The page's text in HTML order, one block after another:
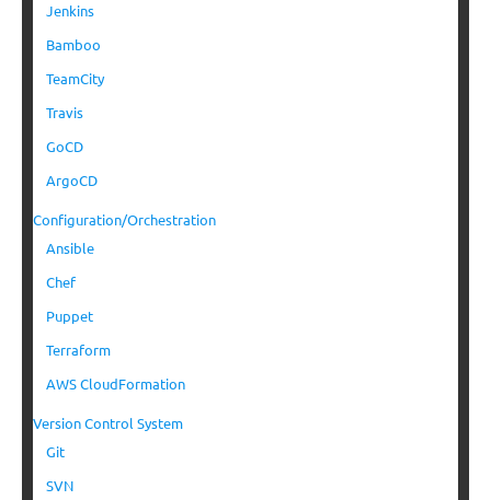
Jenkins
Bamboo
TeamCity
Travis
GoCD
ArgoCD
Configuration/Orchestration
Ansible
Chef
Puppet
Terraform
AWS CloudFormation
Version Control System
Git
SVN